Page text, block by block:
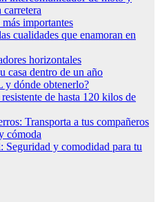
importantes
cualidades que enamoran en
horizontales
casa dentro de un año
y dónde obtenerlo?
de hasta 120 kilos de
Transporta a tus compañeros
cómoda
Seguridad y comodidad para tu